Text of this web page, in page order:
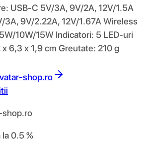
USB-C 5V/3A, 9V/2A, 12V/1.5A
3A, 9V/2.22A, 12V/1.67A Wireless
10W/15W Indicatori: 5 LED-uri
6,3 x 1,9 cm Greutate: 210 g
shop.ro
shop.ro
la 0.5 %